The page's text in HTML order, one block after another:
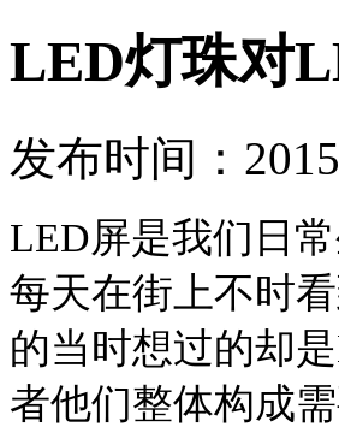
LED灯珠对
发布时间：
LED屏是我们日
每天在街上不时
的当时想过的却是
者他们整体构成